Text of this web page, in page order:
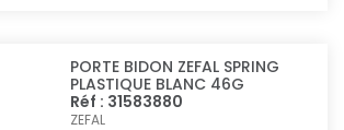
PORTE BIDON ZEFAL SPRING
PLASTIQUE BLANC 46G
Réf : 31583880
ZEFAL